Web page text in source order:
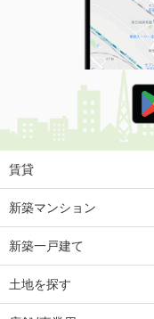
専有面
間取り
岩手県奥州市水沢真
価 格
住 所
専有面積
岩手県花巻市諏訪町２
賃貸
新築マンション
新築一戸建て
土地を探す